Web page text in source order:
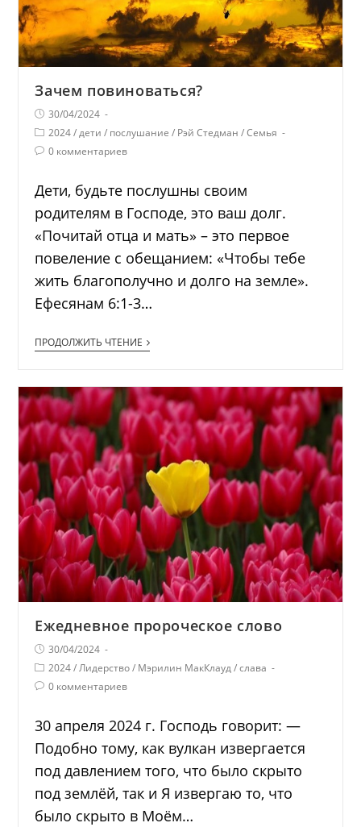
Зачем повиноваться?
30/04/2024
2024 / дети / послушание / Рэй Стедман / Семья
0 комментариев
Дети, будьте послушны своим
родителям в Господе, это ваш долг.
«Почитай отца и мать» – это первое
повеление с обещанием: «Чтобы тебе
жить благополучно и долго на земле».
Ефесянам 6:1-3…
ПРОДОЛЖИТЬ ЧТЕНИЕ
Ежедневное пророческое слово
30/04/2024
2024 / Лидерство / Мэрилин МакКлауд / слава
0 комментариев
30 апреля 2024 г. Господь говорит: —
Подобно тому, как вулкан извергается
под давлением того, что было скрыто
под землёй, так и Я извергаю то, что
было скрыто в Моём…